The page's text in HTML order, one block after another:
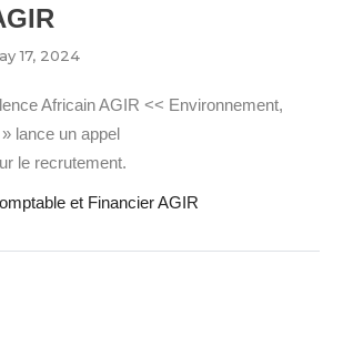
17, 2024
Africain AGIR << Environnement,
lance un appel
le recrutement.
et Financier AGIR